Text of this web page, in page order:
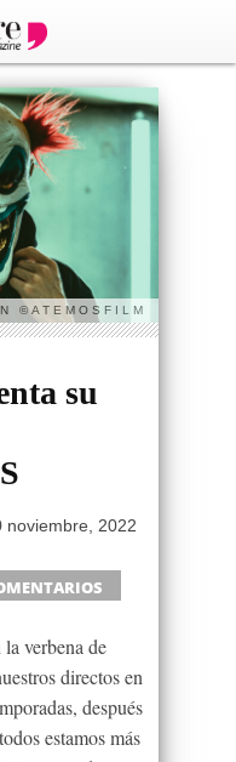
©ATEMOSFILM
su
noviembre, 2022
verbena de
directos en
después
estamos más